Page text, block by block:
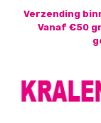
Verzending
Vanaf €50